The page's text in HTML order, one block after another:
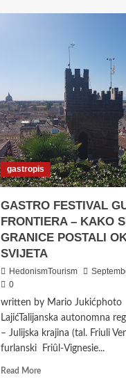
RESTORAN
BARANJCA
gastropis
GASTRO FESTIVAL
FRONTIERA – KAKO
GRANICE POSTALI
SVIJETA
HedonismTourism
0
written by Mario
LajićTalijanska autonomna
– Julijska krajina (tal. Friuli
furlanski Friûl-Vignesie...
Read MoreRead